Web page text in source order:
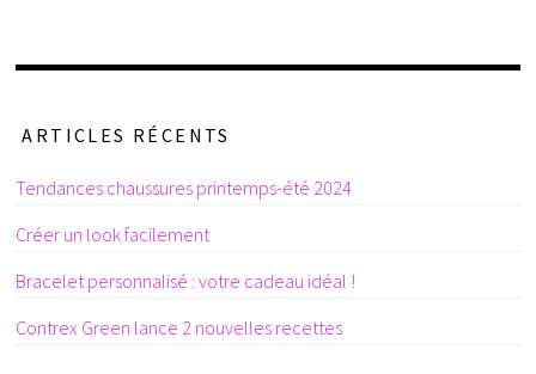
ARTICLES RÉCENTS
Tendances chaussures printemps-été 2024
Créer un look facilement
Bracelet personnalisé : votre cadeau idéal !
Contrex Green lance 2 nouvelles recettes